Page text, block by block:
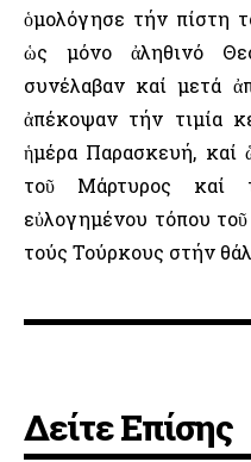
ὁμολόγησε τήν πίστη
ὡς μόνο ἀληθινό
συνέλαβαν καί μετά
ἀπέκοψαν τήν τιμία
ἡμέρα Παρασκευή, καί
τοῦ Μάρτυρος καί
εὐλογημένου τόπου
τούς Τούρκους στήν
Δείτε Επίσης